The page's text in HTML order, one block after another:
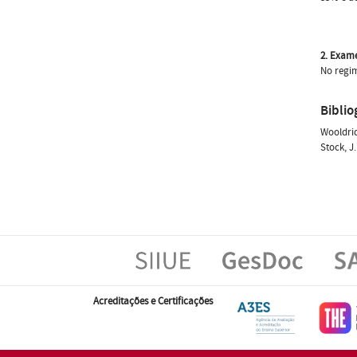
2.
No
Stock,
Acreditações e Certificações